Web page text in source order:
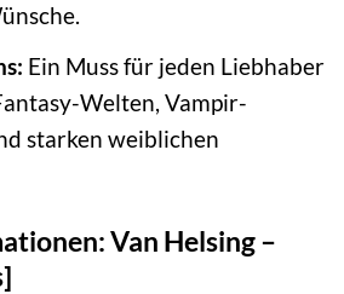
Ein Muss für jeden Liebhaber
Welten, Vampir-
starken weiblichen
Van Helsing –